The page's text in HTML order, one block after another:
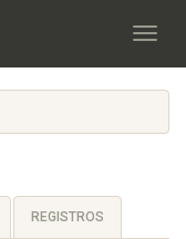
REGISTROS